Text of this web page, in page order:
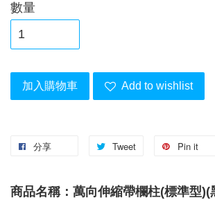
數量
加入購物車 Add to wishlist
分享 Tweet Pin it
商品名稱：萬向伸縮帶欄柱(標準型)(